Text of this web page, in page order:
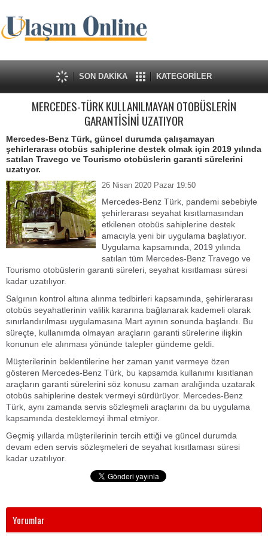
SON DAKİKA KATEGORİLER
MERCEDES-TÜRK KULLANILMAYAN OTOBÜSLERİN
GARANTİSİNİ UZATIYOR
Mercedes-Benz Türk, güncel durumda çalışamayan
şehirlerarası otobüs sahiplerine destek olmak için 2019 yılında
satılan Travego ve Tourismo otobüslerin garanti sürelerini
uzatıyor.
26 Nisan 2020 Pazar 19:50
Mercedes-Benz Türk, pandemi sebebiyle
şehirlerarası seyahat kısıtlamasından
etkilenen otobüs sahiplerine destek
amacıyla yeni bir uygulama başlatıyor.
Uygulama kapsamında, 2019 yılında
satılan tüm Mercedes-Benz Travego ve
Tourismo otobüslerin garanti süreleri, seyahat kısıtlaması süresi
kadar uzatılıyor.
Salgının kontrol altına alınma tedbirleri kapsamında, şehirlerarası
otobüs seyahatlerinin valilik kararına bağlanarak kademeli olarak
sınırlandırılması uygulamasına Mart ayının sonunda başlandı. Bu
süreçte, kullanımda olmayan araçların garanti sürelerine ilişkin
konunun ele alınması yönünde talepler gündeme geldi.
Müşterilerinin beklentilerine her zaman yanıt vermeye özen
gösteren Mercedes-Benz Türk, bu kapsamda kullanımı kısıtlanan
araçların garanti sürelerini söz konusu zaman aralığında uzatarak
otobüs sahiplerine destek vermeyi sürdürüyor. Mercedes-Benz
Türk, aynı zamanda servis sözleşmeli araçlarını da bu uygulama
kapsamında desteklemeyi ihmal etmiyor.
Geçmiş yıllarda müşterilerinin tercih ettiği ve güncel durumda
devam eden servis sözleşmeleri de seyahat kısıtlaması süresi
kadar uzatılıyor.
Yorumlar